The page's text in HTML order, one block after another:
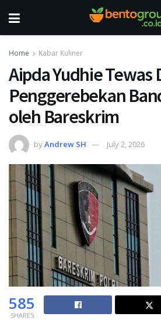
Home Kabar Kuliner
Aipda Yudhie Tewas
Penggerebekan
oleh Bareskrim
byAndrew SH July 2, 2026
585
SHARES